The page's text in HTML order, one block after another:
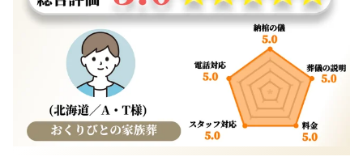
会社を知る
店舗用地募集
北海道エリア